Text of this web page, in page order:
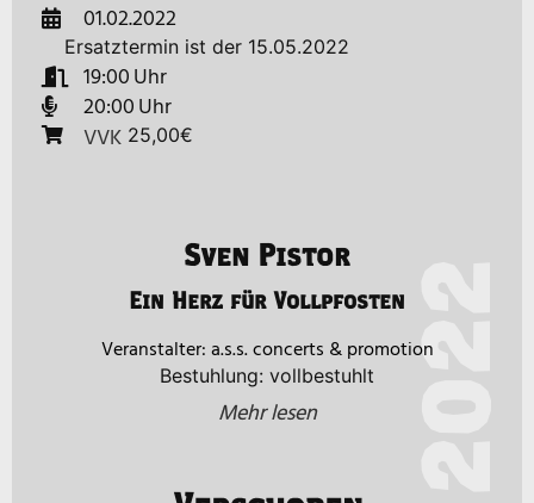
01.02.2022
Ersatztermin ist der 15.05.2022
19:00
20:00
VVK 25,00€
Sven Pistor
Ein Herz für Vollpfosten
a.s.s. concerts & promotion
Bestuhlung: vollbestuhlt
Mehr lesen 2022